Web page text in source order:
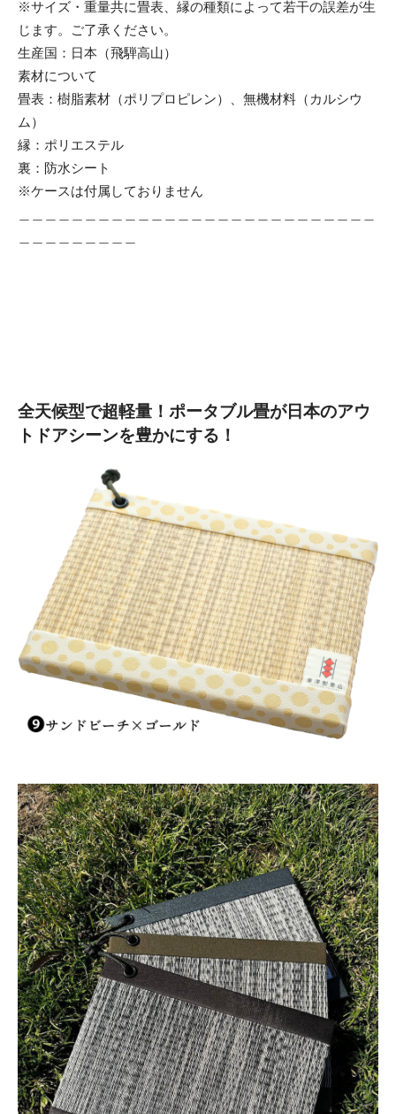
※サイズ・重量共に畳表、縁の種類によって若干の誤差が生
じます。ご了承ください。
生産国：日本（飛騨高山）
素材について
畳表：樹脂素材（ポリプロピレン）、無機材料（カルシウ
ム）
縁：ポリエステル
裏：防水シート
※ケースは付属しておりません
全天候型で超軽量！ポータブル畳が日本のアウ
トドアシーンを豊かにする！